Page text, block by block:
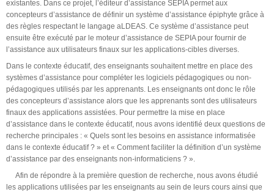
existantes. Dans ce projet, l’éditeur d’assistance SEPIA permet aux
concepteurs d’assistance de définir un système d’assistance épiphyte grâce à
des règles respectant le langage aLDEAS. Ce système d’assistance peut
ensuite être exécuté par le moteur d’assistance de SEPIA pour fournir de
l’assistance aux utilisateurs finaux sur les applications-cibles diverses.
Dans le contexte éducatif, des enseignants souhaitent mettre en place des
systèmes d’assistance pour compléter les logiciels pédagogiques ou non-
pédagogiques utilisés par les apprenants. Les enseignants ont donc le rôle
des concepteurs d’assistance alors que les apprenants sont des utilisateurs
finaux des applications assistées. Pour permettre la mise en place
d’assistance dans le contexte éducatif, nous avons identifié deux questions de
recherche principales : « Quels sont les besoins en assistance informatisée
dans le contexte éducatif ? » et « Comment faciliter la définition d’un système
d’assistance par des enseignants non-informaticiens ? ».
Afin de répondre à la première question de recherche, nous avons étudié
les applications utilisées par les enseignants au sein de leurs cours ainsi que